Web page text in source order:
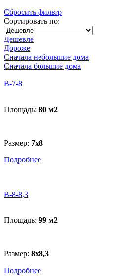
Сбросить фильтр
Сортировать по:
Дешевле
Дороже
Сначала небольшие дома
Сначала большие дома
B-7-8
Площадь: 80 м2
Размер: 7х8
Подробнее
B-8-8,3
Площадь: 99 м2
Размер: 8х8,3
Подробнее